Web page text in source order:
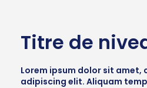
Titre de
Lorem ipsum dolor sit amet,
adipiscing elit. Aliquam